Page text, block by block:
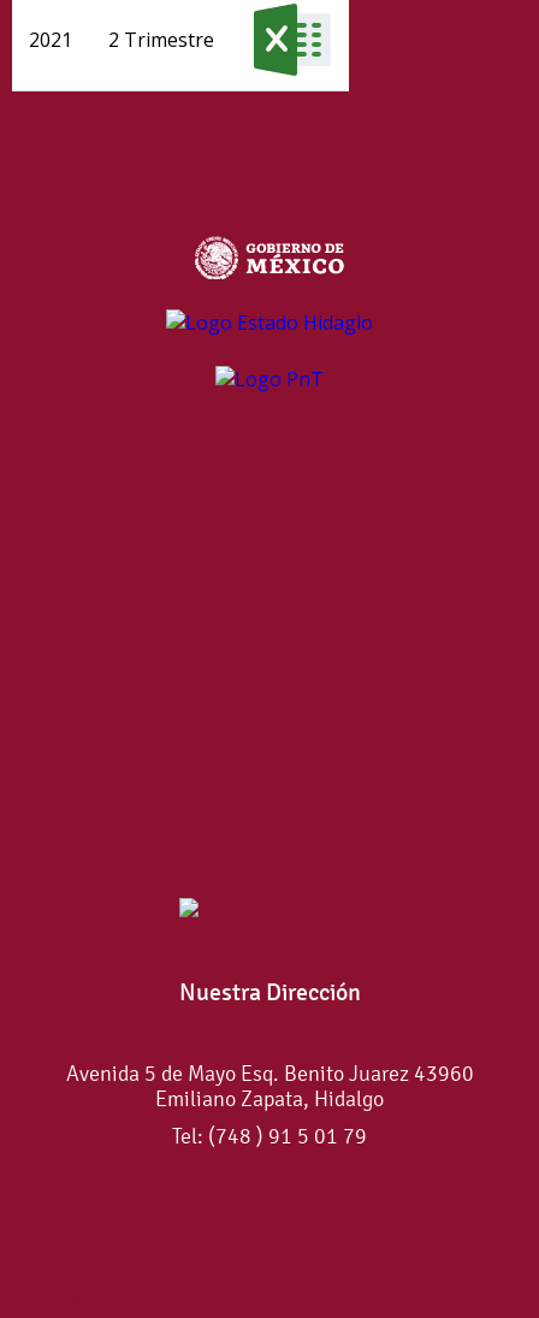
2021 2 Trimestre
Nuestra Dirección
Avenida 5 de Mayo Esq. Benito Juarez 43960
Emiliano Zapata, Hidalgo
Tel: (748 ) 91 5 01 79